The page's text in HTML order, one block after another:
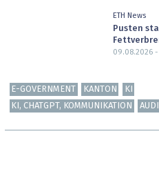
ETH News
Pusten
09.08.2026
E-GOVERNMENT KANTON
KI
KI, CHATGPT, KOMMUNIKATION